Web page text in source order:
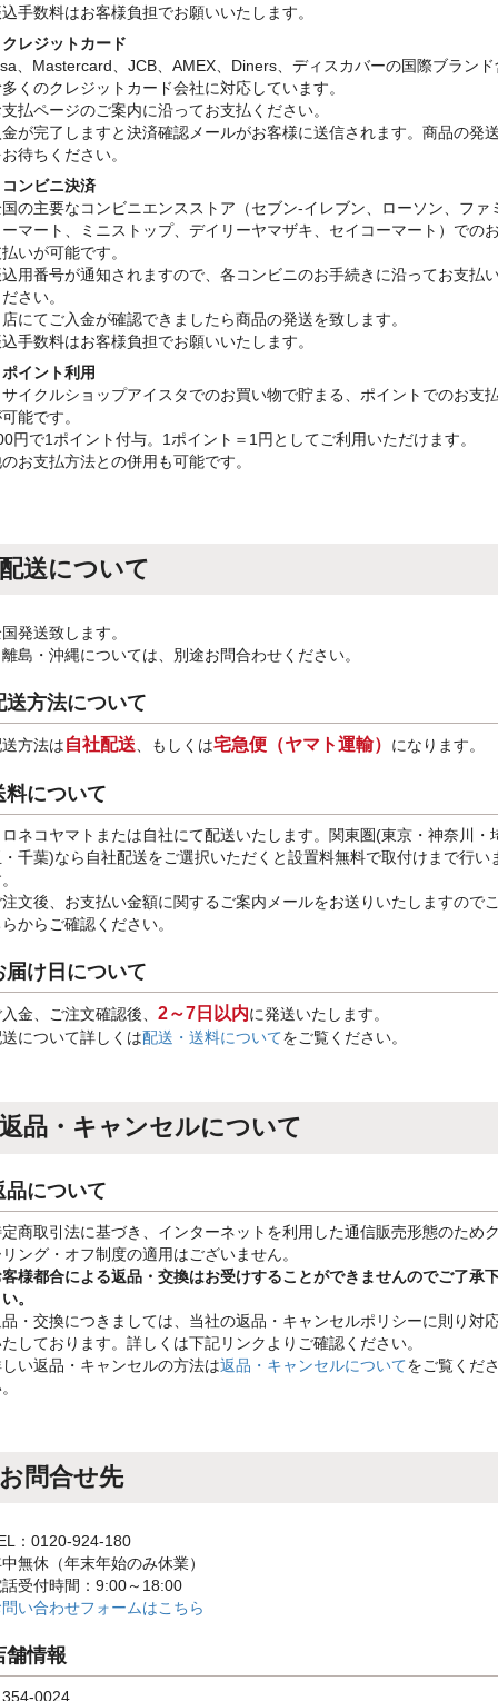
手数料はお客様負担でお願いいたします。
レジットカード
、Mastercard、JCB、AMEX、Diners、ディスカバーの国際ブランド
くのクレジットカード会社に対応しています。
払ページのご案内に沿ってお支払ください。
が完了しますと決済確認メールがお客様に送信されます。商品の発
待ちください。
ンビニ決済
の主要なコンビニエンスストア（セブン-イレブン、ローソン、ファ
マート、ミニストップ、デイリーヤマザキ、セイコーマート）での
いが可能です。
用番号が通知されますので、各コンビニのお手続きに沿ってお支払
さい。
にてご入金が確認できましたら商品の発送を致します。
手数料はお客様負担でお願いいたします。
イント利用
イクルショップアイスタでのお買い物で貯まる、ポイントでのお支
能です。
円で1ポイント付与。1ポイント＝1円としてご利用いただけます。
お支払方法との併用も可能です。
配送について
発送致します。
島・沖縄については、別途お問合わせください。
送方法について
方法は自社配送、もしくは宅急便（ヤマト運輸） になります。
料について
ネコヤマトまたは自社にて配送いたします。関東圏(東京・神奈川・
千葉)なら自社配送をご選択いただくと設置料無料で取付けまで行い
文後、お支払い金額に関するご案内メールをお送りいたしますので
からご確認ください。
届け日について
金、ご注文確認後、 2～7日以内に発送いたします。
について詳しくは配送・送料についてをご覧ください。
返品・キャンセルについて
品について
商取引法に基づき、インターネットを利用した通信販売形態のため
ング・オフ制度の適用はございません。
様都合による返品・交換はお受けすることができませんのでご了承
。
・交換につきましては、当社の返品・キャンセルポリシーに則り対
しております。詳しくは下記リンクよりご確認ください。
い返品・キャンセルの方法は返品・キャンセルについてをご覧くだ
お問合せ先
：0120-924-180
無休（年末年始のみ休業）
受付時間：9:00～18:00
い合わせフォームはこちら
舗情報
0024